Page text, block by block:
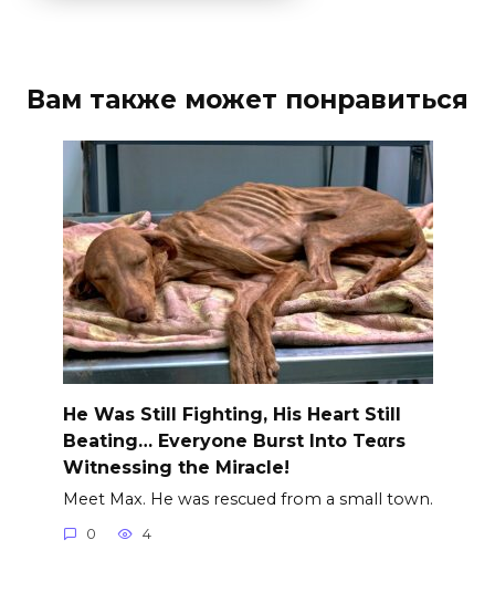
Вам также может понравиться
He Was Still Fighting, His Heart Still
Beating… Everyone Burst Into Teαrs
Witnessing the Miracle!
Meet Max. He was rescued from a small town.
0 4